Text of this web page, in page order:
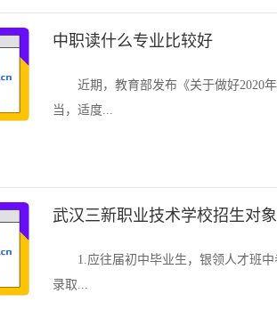
中职读什么专业比较好
近期，教育部发布《关于做好2020
当，适度...
武汉三新职业技术学校招生对
1.应往届初中毕业生，银领人才班
录取...